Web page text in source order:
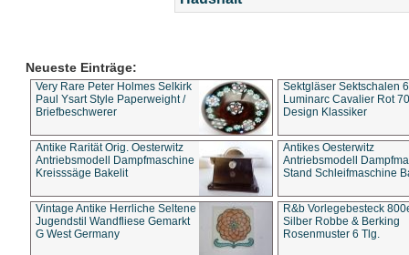
Neueste Einträge:
Very Rare Peter Holmes Selkirk
Paul Ysart Style Paperweight /
Briefbeschwerer
Sektgläser Sektschalen
Luminarc Cavalier Rot
Design Klassiker
Antike Rarität Orig. Oesterwitz
Antriebsmodell Dampfmaschine
Kreisssäge Bakelit
Antikes Oesterwitz
Antriebsmodell
Stand Schleifmaschine
Vintage Antike Herrliche Seltene
Jugendstil Wandfliese Gemarkt
G West Germany
R&b Vorlegebesteck
Silber Robbe & Berking
Rosenmuster 6 Tlg.